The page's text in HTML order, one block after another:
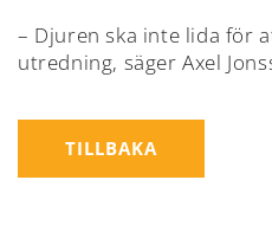
– Djuren ska inte lida för
utredning, säger Axel
TILLBAKA